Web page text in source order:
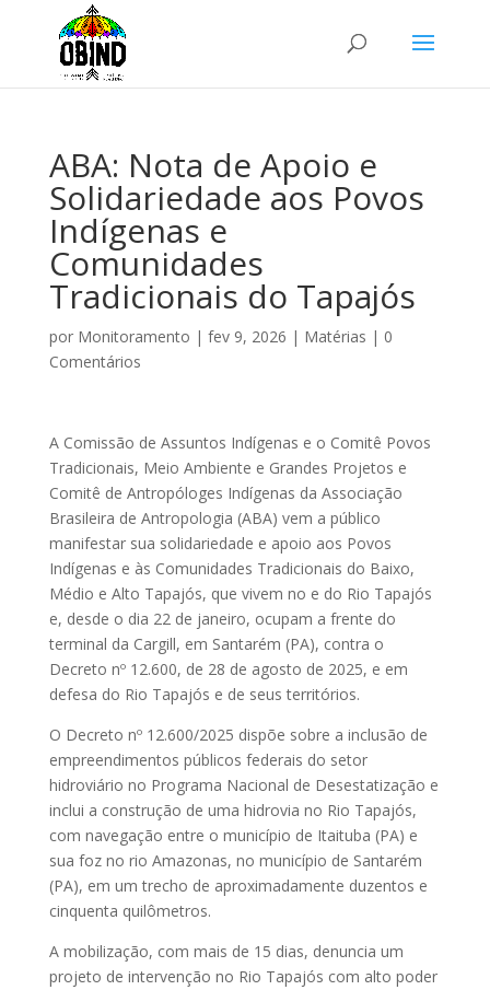
ABA: Nota de Apoio e
Solidariedade aos Povos
Indígenas e
Comunidades
Tradicionais do Tapajós
por Monitoramento | fev 9, 2026 | Matérias | 0
Comentários
A Comissão de Assuntos Indígenas e o Comitê Povos
Tradicionais, Meio Ambiente e Grandes Projetos e
Comitê de Antropóloges Indígenas da Associação
Brasileira de Antropologia (ABA) vem a público
manifestar sua solidariedade e apoio aos Povos
Indígenas e às Comunidades Tradicionais do Baixo,
Médio e Alto Tapajós, que vivem no e do Rio Tapajós
e, desde o dia 22 de janeiro, ocupam a frente do
terminal da Cargill, em Santarém (PA), contra o
Decreto nº 12.600, de 28 de agosto de 2025, e em
defesa do Rio Tapajós e de seus territórios.
O Decreto nº 12.600/2025 dispõe sobre a inclusão de
empreendimentos públicos federais do setor
hidroviário no Programa Nacional de Desestatização e
inclui a construção de uma hidrovia no Rio Tapajós,
com navegação entre o município de Itaituba (PA) e
sua foz no rio Amazonas, no município de Santarém
(PA), em um trecho de aproximadamente duzentos e
cinquenta quilômetros.
A mobilização, com mais de 15 dias, denuncia um
projeto de intervenção no Rio Tapajós com alto poder